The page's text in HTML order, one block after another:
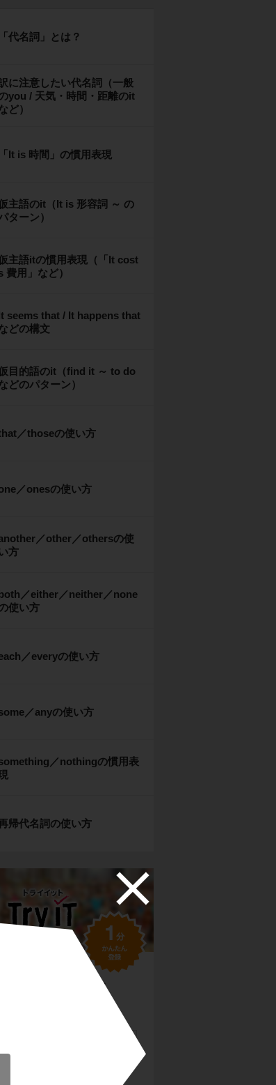
「代名詞」とは？
に注意したい代名詞（一般
you / 天気・時間・距離のit
ど）
「It is 時間」の慣用表現
主語のit（It is 形容詞 ～ の
ターン）
主語itの慣用表現（「It cost
費用」など）
seems that / It happens that
どの構文
目的語のit（find it ～ to do
どのパターン）
／thoseの使い方
／onesの使い方
／other／othersの使
方
／either／neither／none
使い方
／everyの使い方
／anyの使い方
／nothingの慣用表
帰代名詞の使い方